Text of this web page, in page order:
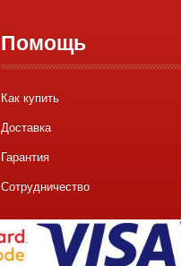
Помощь
Как купить
Доставка
Гарантия
Сотрудничество